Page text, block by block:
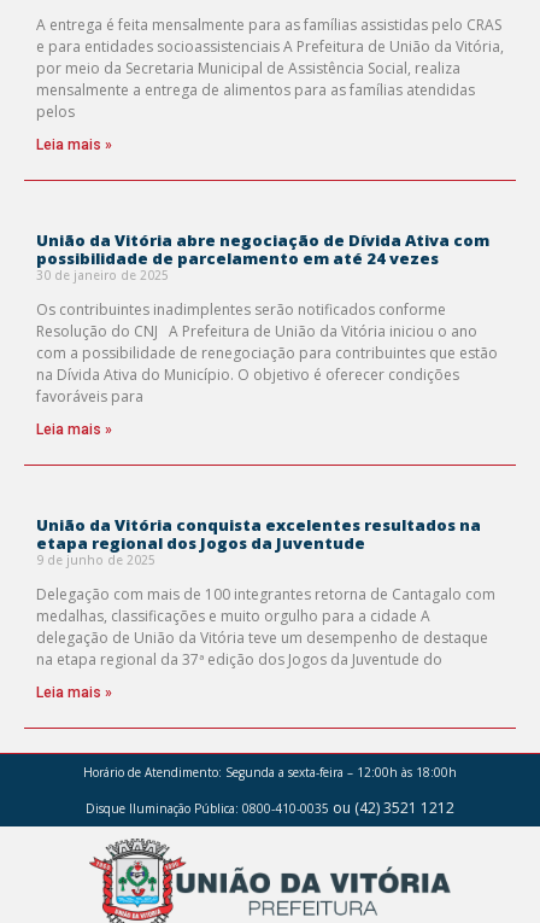
A entrega é feita mensalmente para as famílias assistidas pelo CRAS
e para entidades socioassistenciais A Prefeitura de União da Vitória,
por meio da Secretaria Municipal de Assistência Social, realiza
mensalmente a entrega de alimentos para as famílias atendidas
pelos
Leia mais »
União da Vitória abre negociação de Dívida Ativa com
possibilidade de parcelamento em até 24 vezes
30 de janeiro de 2025
Os contribuintes inadimplentes serão notificados conforme
Resolução do CNJ A Prefeitura de União da Vitória iniciou o ano
com a possibilidade de renegociação para contribuintes que estão
na Dívida Ativa do Município. O objetivo é oferecer condições
favoráveis para
Leia mais »
União da Vitória conquista excelentes resultados na
etapa regional dos Jogos da Juventude
9 de junho de 2025
Delegação com mais de 100 integrantes retorna de Cantagalo com
medalhas, classificações e muito orgulho para a cidade A
delegação de União da Vitória teve um desempenho de destaque
na etapa regional da 37ª edição dos Jogos da Juventude do
Leia mais »
Horário de Atendimento: Segunda a sexta-feira – 12:00h às 18:00h
Disque Iluminação Pública: 0800-410-0035 ou (42) 3521 1212